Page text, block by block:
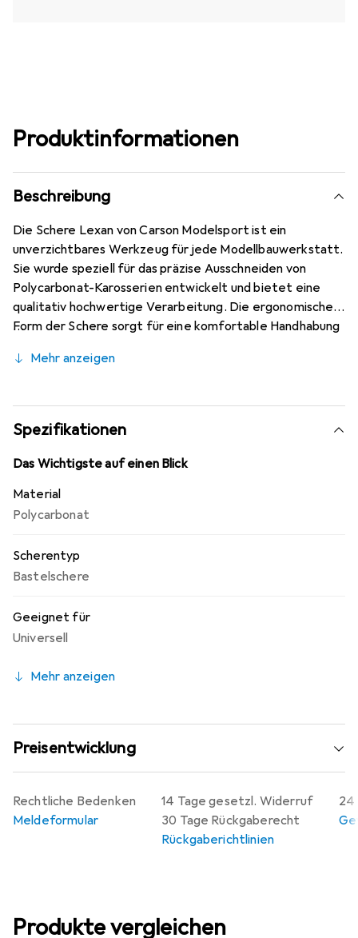
Produktinformationen
Beschreibung
Die Schere Lexan von Carson Modelsport ist ein
unverzichtbares Werkzeug für jede Modellbauwerkstatt.
Sie wurde speziell für das präzise Ausschneiden von
Polycarbonat-Karosserien entwickelt und bietet eine
qualitativ hochwertige Verarbeitung. Die ergonomische
Form der Schere sorgt für eine komfortable Handhabung
perfekten Ergebnissen führt. Diese Schere ist für
und bietet somit Vielseitigkeit für verschiedene
Modellbauprojekte. Mit ihrer robusten Bauweise und dem
durchdachten Design ist die Schere Lexan ein
zuverlässiger Partner für Hobbyisten und Profis
Mehr anzeigen
Spezifikationen
Das Wichtigste auf einen Blick
Material
Polycarbonat
Scherentyp
Bastelschere
Geeignet für
Universell
Mehr anzeigen
Preisentwicklung
14 Tage gesetzl. Widerruf
30 Tage Rückgaberecht
Rückgaberichtlinien
24
Rechtliche Bedenken
Meldeformular
Produkte vergleichen